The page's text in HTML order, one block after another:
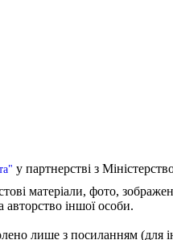
у партнерстві з
матеріали, фото,
авторство іншої особи.
лише з посиланням